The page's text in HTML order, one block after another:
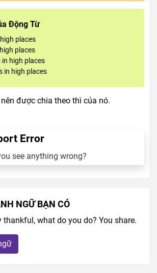
Động Từ
places
places
high places
in high places
được chia theo thì của nó.
Error
see anything wrong?
NGỮ BẠN CÓ
thankful, what do you do? You share.